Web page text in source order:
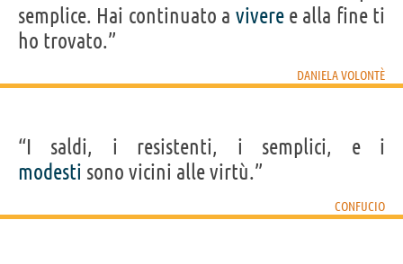
semplice. Hai continuato a viveree alla fine ti
ho trovato.”
DANIELA VOLONTÈ
“I saldi, i resistenti, i semplici, e i
modesti sono vicini alle virtù.”
CONFUCIO